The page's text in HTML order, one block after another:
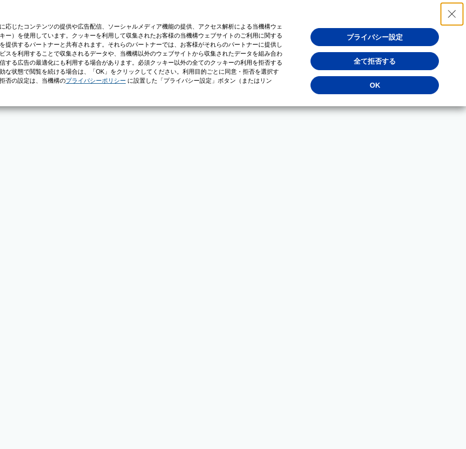
応じたコンテンツの提供や広告配信、ソーシャルメディア機能の提供、アクセス解析による当機構ウェ
ー）を使用しています。クッキーを利用して収集されたお客様の当機構ウェブサイトのご利用に関する
供するパートナーと共有されます。それらのパートナーでは、お客様がそれらのパートナーに提供し
を利用することで収集されるデータや、当機構以外のウェブサイトから収集されたデータを組み合わ
る広告の最適化にも利用する場合があります。必須クッキー以外の全てのクッキーの利用を拒否する
状態で閲覧を続ける場合は、「OK」をクリックしてください。利用目的ごとに同意・拒否を選択す
否の設定は、当機構のプライバシーポリシー に設置した「プライバシー設定」ボタン（またはリン
プライバシー設定
全て拒否する
OK